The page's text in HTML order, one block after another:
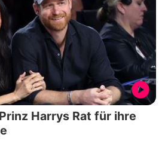
Harrys Rat für ihre